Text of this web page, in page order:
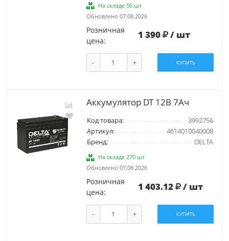
На складе 56 шт
Обновлено 07.08.2026
Розничная
цена:
1 390 / шт
- + КУПИТЬ
Аккумулятор DT 12В 7Ач
Код товара:
3992756
Артикул:
4614010040008
Бренд:
DELTA
На складе 270 шт
Обновлено 07.08.2026
Розничная
цена:
1 403.12 / шт
- + КУПИТЬ